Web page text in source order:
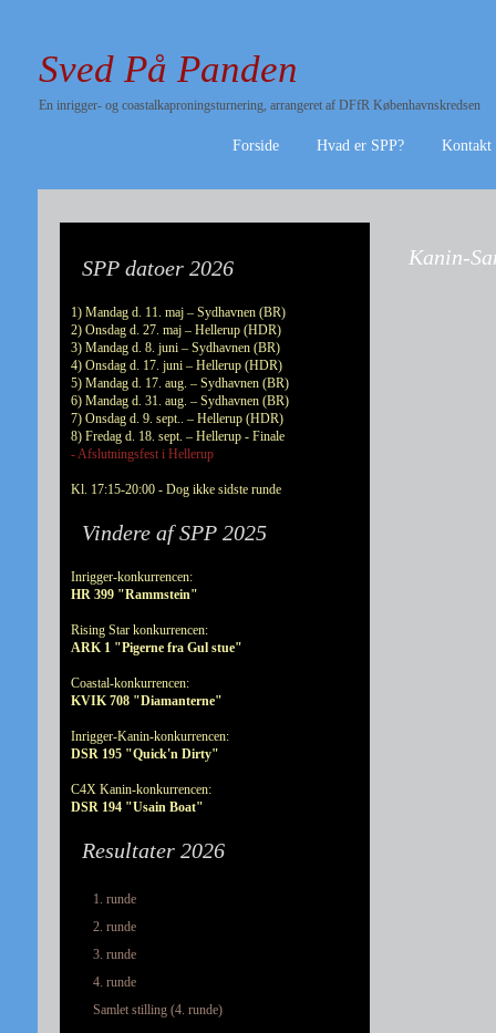
Sved På Panden
En inrigger- og coastalkaproningsturnering, arrangeret af DFfR Københavnskredsen
Forside Hvad er SPP? Kontakt
SPP datoer 2026
1) Mandag d. 11. maj – Sydhavnen (BR)
2) Onsdag d. 27. maj – Hellerup (HDR)
3) Mandag d. 8. juni – Sydhavnen (BR)
4) Onsdag d. 17. juni – Hellerup (HDR)
5) Mandag d. 17. aug. – Sydhavnen (BR)
6) Mandag d. 31. aug. – Sydhavnen (BR)
7) Onsdag d. 9. sept.. – Hellerup (HDR)
8) Fredag d. 18. sept. – Hellerup - Finale
- Afslutningsfest i Hellerup
Kl. 17:15-20:00 - Dog ikke sidste runde
Vindere af SPP 2025
Inrigger-konkurrencen:
HR 399 "Rammstein"
Rising Star konkurrencen:
ARK 1 "Pigerne fra Gul stue"
Coastal-konkurrencen:
KVIK 708 "Diamanterne"
Inrigger-Kanin-konkurrencen:
DSR 195 "Quick'n Dirty"
C4X Kanin-konkurrencen:
DSR 194 "Usain Boat"
Resultater 2026
1. runde
2. runde
3. runde
4. runde
Samlet stilling (4. runde)
Kanin-